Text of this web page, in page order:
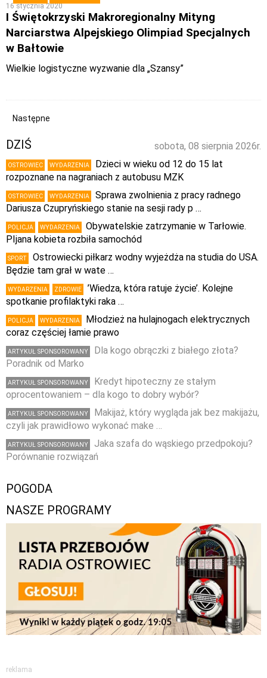
16 stycznia 2020
I Świętokrzyski Makroregionalny Mityng
Narciarstwa Alpejskiego Olimpiad Specjalnych
w Bałtowie
Wielkie logistyczne wyzwanie dla „Szansy”
Następne
sobota, 08 sierpnia 2026r.
DZIŚ
OSTROWIEC WYDARZENIA
Dzieci w wieku od 12 do 15 lat
rozpoznane na nagraniach z autobusu MZK
OSTROWIEC WYDARZENIA
Sprawa zwolnienia z pracy radnego
Dariusza Czupryńskiego stanie na sesji rady p …
POLICJA WYDARZENIA
Obywatelskie zatrzymanie w Tarłowie.
PIjana kobieta rozbiła samochód
SPORT
Ostrowiecki piłkarz wodny wyjeżdża na studia do USA.
Będzie tam grał w wate …
WYDARZENIA ZDROWIE
’Wiedza, która ratuje życie’. Kolejne
spotkanie profilaktyki raka …
POLICJA WYDARZENIA
Młodzież na hulajnogach elektrycznych
coraz częściej łamie prawo
ARTYKUŁ SPONSOROWANY
Dla kogo obrączki z białego złota?
Poradnik od Marko
ARTYKUŁ SPONSOROWANY
Kredyt hipoteczny ze stałym
oprocentowaniem – dla kogo to dobry wybór?
ARTYKUŁ SPONSOROWANY
Makijaż, który wygląda jak bez makijażu,
czyli jak prawidłowo wykonać make …
ARTYKUŁ SPONSOROWANY
Jaka szafa do wąskiego przedpokoju?
Porównanie rozwiązań
POGODA
NASZE PROGRAMY
reklama